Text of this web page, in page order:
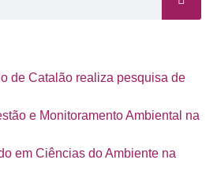
de Catalão realiza pesquisa de
e Monitoramento Ambiental na
em Ciências do Ambiente na